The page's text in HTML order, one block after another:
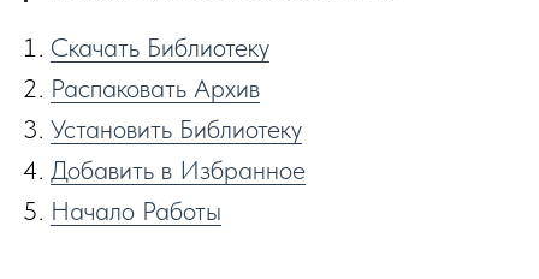
Скачать Библиотеку
Распаковать Архив
Установить Библиотеку
Добавить в Избранное
Начало Работы